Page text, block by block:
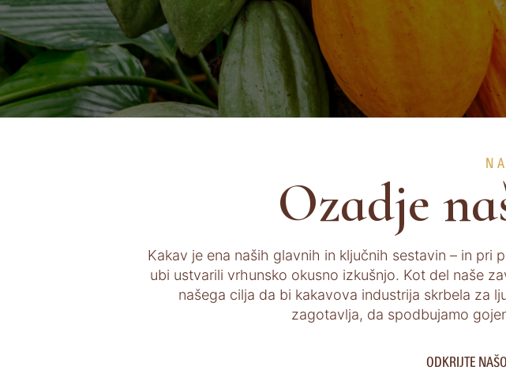
Ozadje
Kakav je ena naših glavnih in ključnih sestavin – in
ubi ustvarili vrhunsko okusno izkušnjo. Kot del naše
našega cilja da bi kakavova industrija skrbela za
zagotavlja, da spodbujamo
ODKRIJTE